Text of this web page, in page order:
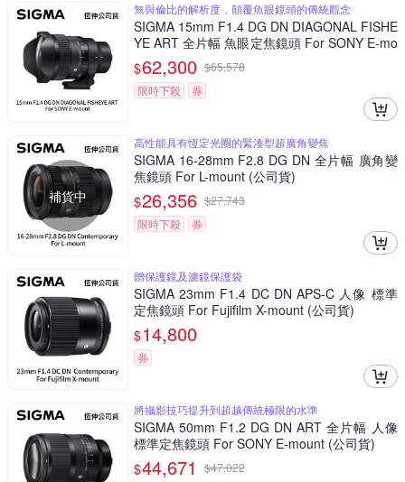
無與倫比的解析度，顛覆魚眼鏡頭的傳統觀念
SIGMA 15mm F1.4 DG DN DIAGONAL FISHE
YE ART 全片幅 魚眼定焦鏡頭 For SONY E-mo
unt (公司貨)
$62,300 $65,578
限時下殺
券
補貨中
高性能具有恆定光圈的緊湊型超廣角變焦
SIGMA 16-28mm F2.8 DG DN 全片幅 廣角變
焦鏡頭 For L-mount (公司貨)
$26,356 $27,743
限時下殺
券
贈保護鏡及濾鏡保護袋
SIGMA 23mm F1.4 DC DN APS-C 人像 標準
定焦鏡頭 For Fujifilm X-mount (公司貨)
$14,800
券
將攝影技巧提升到超越傳統極限的水準
SIGMA 50mm F1.2 DG DN ART 全片幅 人像
標準定焦鏡頭 For SONY E-mount (公司貨)
$44,671 $47,022